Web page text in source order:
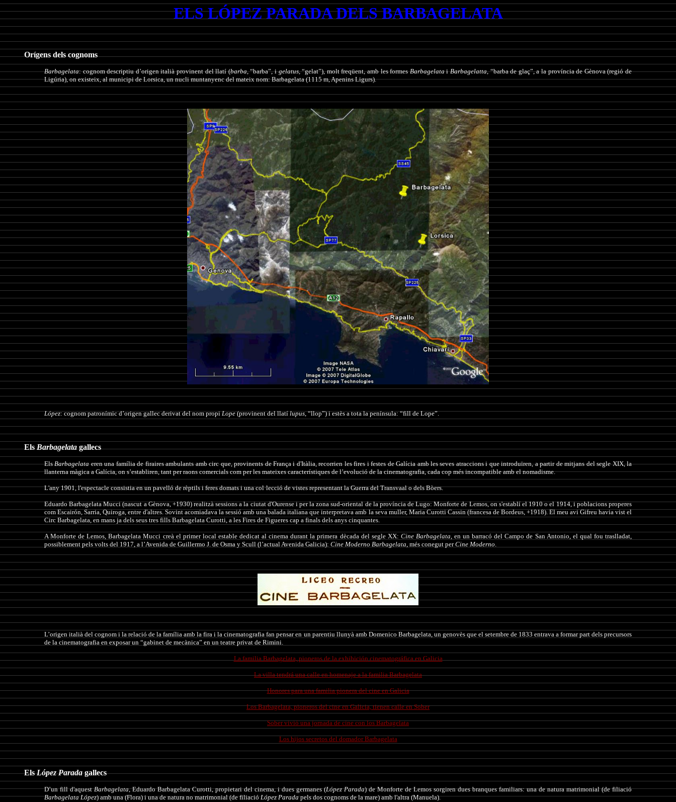
ELS LÓPEZ PARADA DELS BARBAGELATA
Orígens dels cognoms
Barbagelata: cognom descriptiu d’origen italià provinent del llatí (barba, “barba”, igelatus, “gelat”), molt freqüent, amb les formesBarbagelataiBarbagelatta, “barba de glaç”, a la província de Gènova (regió de
Ligúria), on existeix, al municipi de Lorsica, un nucli muntanyenc del mateix nom: Barbagelata (1115 m, Apenins Ligurs).
López: cognom patronímic d’origen gallec derivat del nom propiLope(provinent del llatílupus, “llop”) i estès a tota la península: “fill de Lope”.
ElsBarbagelatagallecs
ElsBarbagelataeren una família de firaires ambulants amb circ que, provinents de França i d'Itàlia, recorrien les fires i festes de Galícia amb les seves atraccions i que introduïren, a partir de mitjans del segle XIX, la
llanterna màgica a Galícia, on s’establiren, tant per raons comercials com per les mateixes característiques de l’evolució de la cinematografia, cada cop més incompatible amb el nomadisme.
L'any 1901, l'espectacle consistia en un pavelló de rèptils i feres domats i una col·lecció de vistes representant la Guerra del Transvaal o dels Bòers.
Eduardo Barbagelata Mucci (nascut a Gènova, +1930) realitzà sessions a la ciutat d'Ourense i per la zona sud-oriental de la província de Lugo: Monforte de Lemos, on s'establí el 1910 o el 1914, i poblacions properes
com Escairón, Sarria, Quiroga, entre d'altres. Sovint acomiadava la sessió amb una balada italiana que interpretava amb la seva muller, Maria Curotti Cassin (francesa de Bordeus, +1918). El meu avi Gifreu havia vist el
Circ Barbagelata, en mans ja dels seus tres fills Barbagelata Curotti, a les Fires de Figueres cap a finals dels anys cinquantes.
A Monforte de Lemos, Barbagelata Mucci creà el primer local estable dedicat al cinema durant la primera dècada del segle XX: Cine Barbagelata, en un barracó del Campo de San Antonio, el qual fou traslladat,
possiblement pels volts del 1917, a l’Avenida de Guillermo J. de Osma y Scull (l’actual Avenida Galicia): Cine Moderno Barbagelata, més conegut perCine Moderno.
L’origen italià del cognom i la relació de la família amb la fira i la cinematografia fan pensar en un parentiu llunyà amb Domenico Barbagelata, un genovès que el setembre de 1833 entrava a formar part dels precursors
de la cinematografia en exposar un “gabinet de mecànica” en un teatre privat de Rimini.
La familia Barbagelata, pioneros de la exhibición cinematográfica en Galicia
La villa tendrá una calle en homenaje a la familia Barbagelata
Honores para una familia pionera del cine en Galicia
Los Barbagelata, pioneros del cine en Galicia, tienen calle en Sober
Sober vivió una jornada de cine con los Barbagelata
Los hijos secretos del domador Barbagelata
ElsLópez Paradagallecs
D’un fill d'aquestBarbagelata, Eduardo Barbagelata Curotti, propietari del cinema, i dues germanes (López Parada) de Monforte de Lemos sorgiren dues branques familiars:una de natura matrimonial (de filiació
Barbagelata López) amb una (Flora) i unade natura no matrimonial (de filiacióLópez Paradapels dos cognoms de la mare) amb l'altra (Manuela).